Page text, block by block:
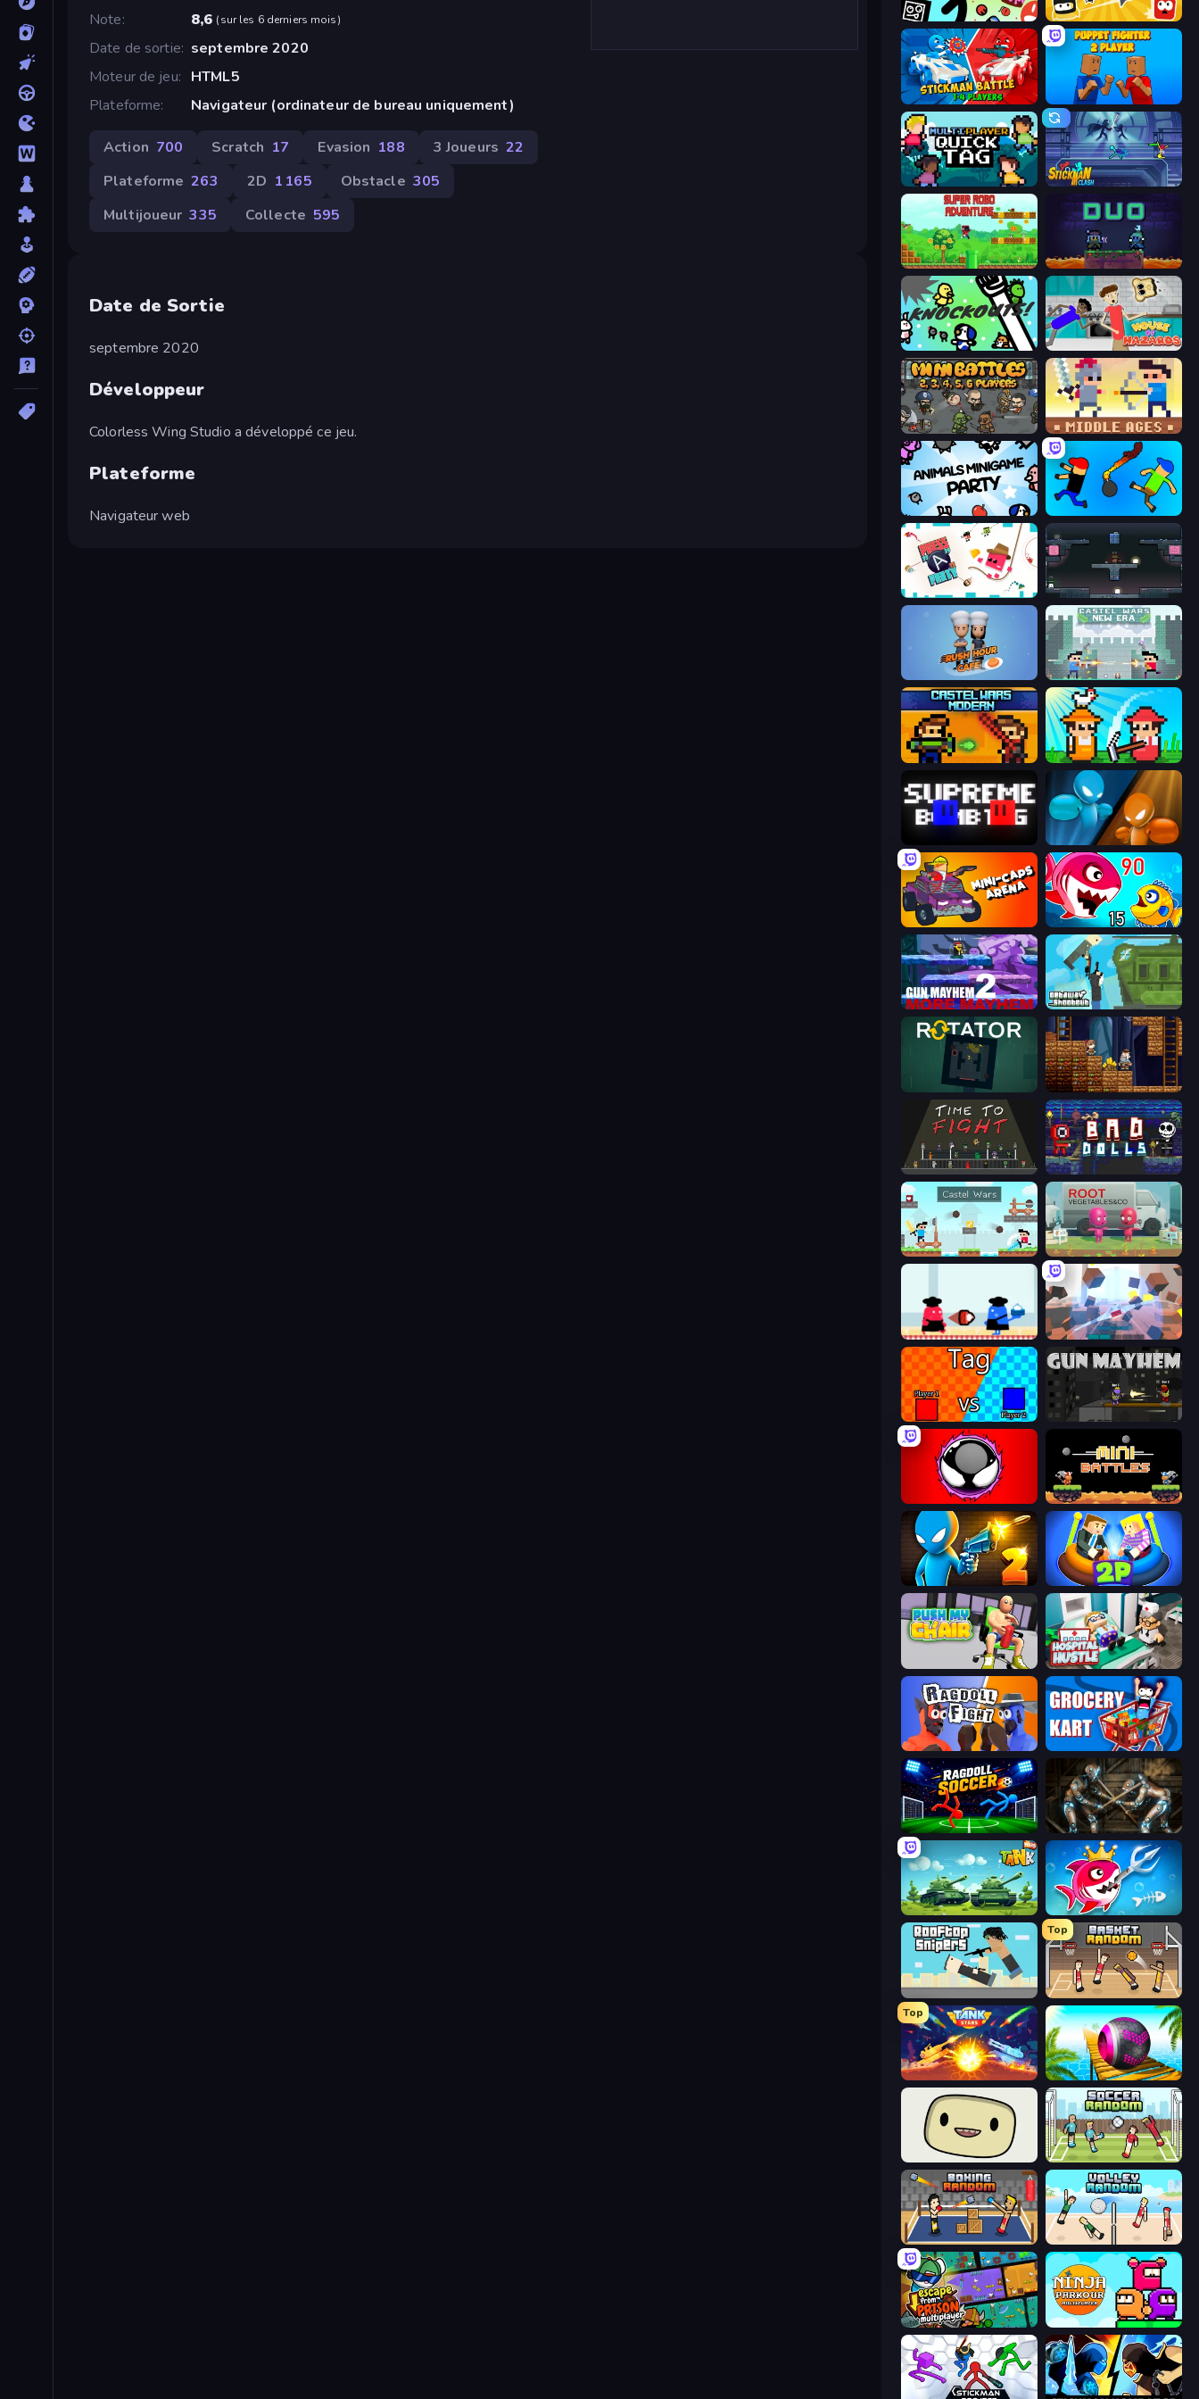
Note
8,6 (sur les 6 derniers mois)
Date de sortie septembre 2020
Moteur de jeu
HTML5
Plateforme
Navigateur (ordinateur de bureau uniquement)
Action 700 Scratch 17 Evasion 188 3 Joueurs 22
Plateforme 263 2D 1 165 Obstacle 305
Multijoueur 335 Collecte 595
Date de Sortie
septembre 2020
Développeur
Colorless Wing Studio a développé ce jeu.
Plateforme
Navigateur web
The Epic Party Squish
Stickman battle 1-4 Players Puppet Fighter 2 Player
Multiplayer Quick Tag Stickman Clash
Super Robo - Adventure Duo
KNOCKOUTS! House of Hazards
MiniBattles Castle Wars: Middle Ages
Animals Minigame Party Mini-Caps: Bombs
Press A to Party Arena
Rush Hour Cafe Castle Wars: New Era
Castle Wars: Modern Farmer Challenge Party
Drunken Boxing
Mini-Caps: Arena Fish Eat Getting Big
Gun Mayhem 2 Getaway Shootout
Rotator Miners' Adventure
Time to Fight Bad Dolls
Castle Wars Root Vegetables & Co
Clash of Cakes Cubic Rush
2 Player Tag Gun Mayhem
Splatmans 12 MiniBattles
Drunken Duel 2 Ragdoll Arena 2 Player
Push My Chair Hospital Hustle
Ragdoll Fight Grocery Kart
Ragdoll Soccer 2 Players Striker Dummies
Tank Wars Fish Stab Getting Big
Rooftop Snipers
Top
Basket Random
Top
Tank Stars Rolling Balls Sea Race
SuperWEIRD Soccer Random
Boxing Random Volley Random
Escape From Prison Multiplayer Ninja Parkour Multiplayer